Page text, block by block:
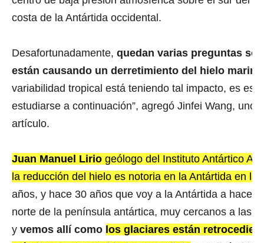
costa de la Antártida occidental.
Desafortunadamente, quedan varias preguntas
están causando un derretimiento del hielo
variabilidad tropical está teniendo tal impacto, es
estudiarse a continuación”, agregó Jinfei Wang, uno
artículo.
Juan Manuel Lirio geólogo del Instituto Antártico
la reducción del hielo es notoria en la Antártida en
años, y hace 30 años que voy a la Antártida a hace
norte de la península antártica, muy cercanos a las
y vemos allí como los glaciares están